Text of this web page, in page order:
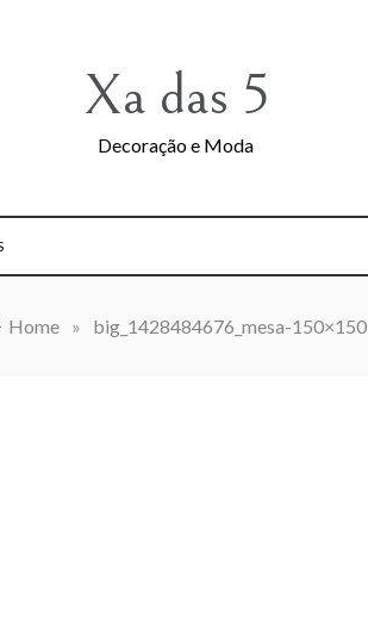
Xa das 5
Decoração e Moda
Home » big_1428484676_mesa-150×150